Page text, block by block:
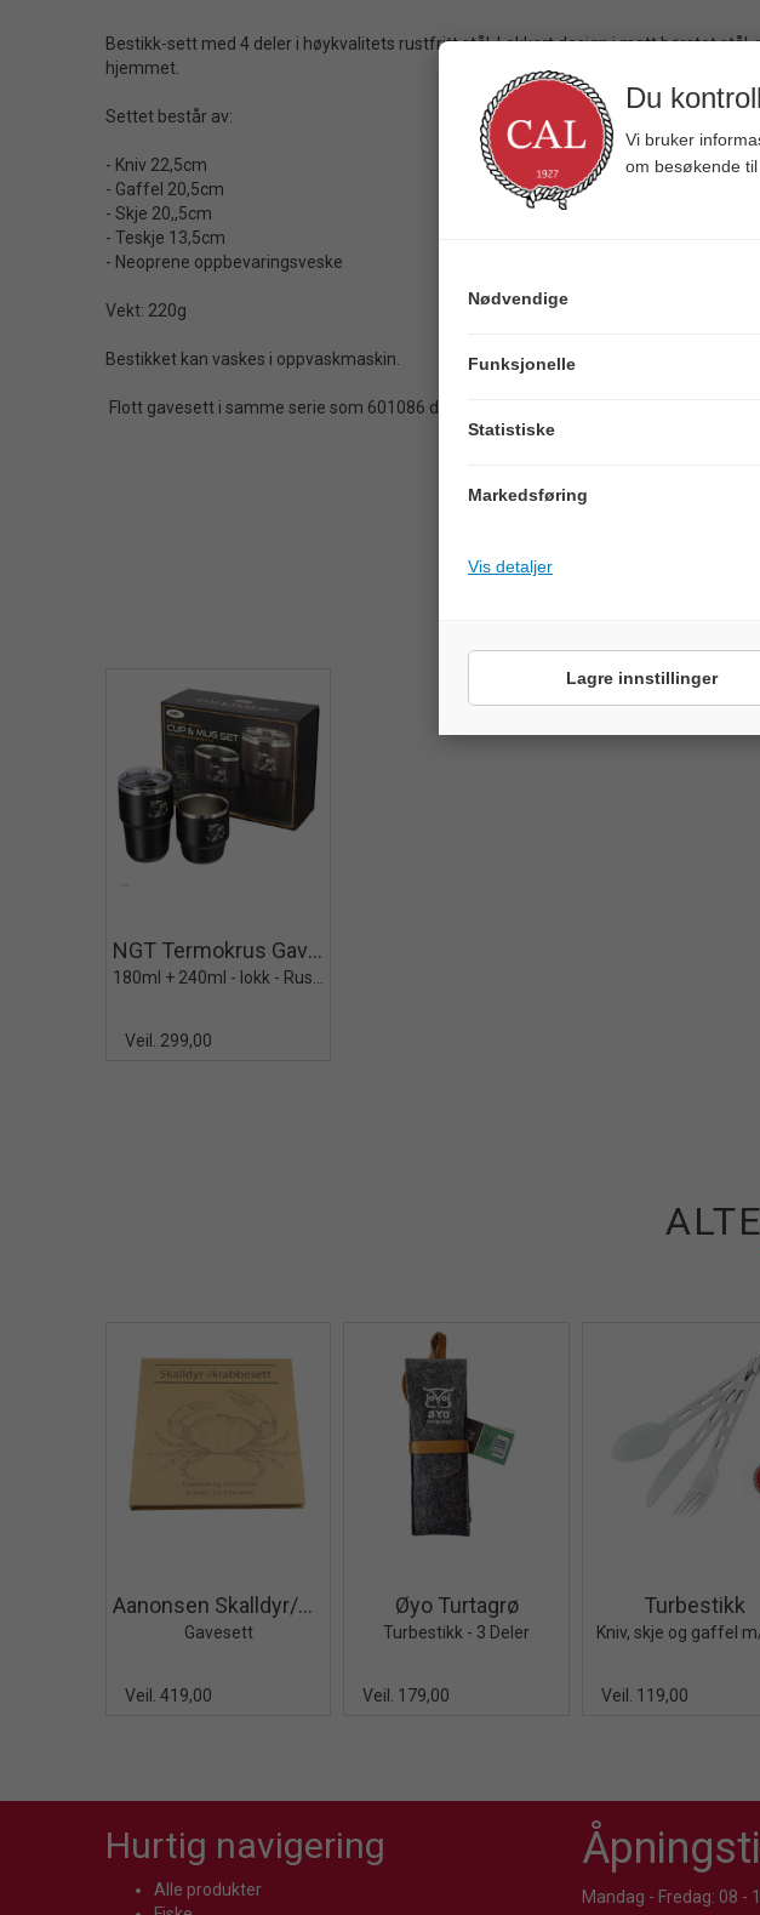
Bestikk-sett med 4 deler i høykvalitets rustfritt stål. Lekkert design i matt børstet
hjemmet.
Settet består av:
- Kniv 22,5cm
- Gaffel 20,5cm
- Skje 20,,5cm
- Teskje 13,5cm
- Neoprene oppbevaringsveske
Vekt: 220g
Bestikket kan vaskes i oppvaskmaskin.
Flott gavesett i samme serie som 601086 drikkekopp.
NGT Termokrus Gavesett 2 deler
180ml + 240ml - lokk - Rustfritt stål
Veil. 299,00
Aanonsen Skalldyr/Krabbebestikk 8 deler
Gavesett
Veil. 419,00
Øyo Turtagrø
Turbestikk - 3 Deler
Veil. 179,00
Turbestikk
Kniv, skje og gaffel
Veil. 119,00
Hurtig navigering
Alle produkter
Mandag - Fredag: 08 -
Du
Vi bruker
om besøkende til
Nødvendige
Funksjonelle
Statistiske
Markedsføring
Vis detaljer
Lagre innstillinger